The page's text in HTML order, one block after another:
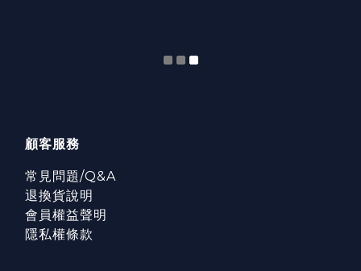
顧客服務
常見問題/Q&A
退換貨說明
會員權益聲明
隱私權條款